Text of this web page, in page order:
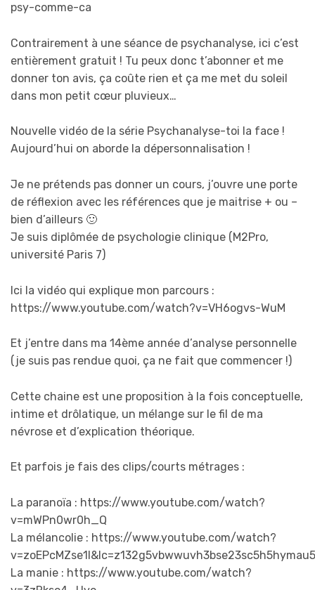
psy-comme-ca
Contrairement à une séance de psychanalyse, ici c’est
entièrement gratuit ! Tu peux donc t’abonner et me
donner ton avis, ça coûte rien et ça me met du soleil
dans mon petit cœur pluvieux…
Nouvelle vidéo de la série Psychanalyse-toi la face !
Aujourd’hui on aborde la dépersonnalisation !
Je ne prétends pas donner un cours, j’ouvre une porte
de réflexion avec les références que je maitrise + ou –
bien d’ailleurs 🙂
Je suis diplômée de psychologie clinique (M2Pro,
université Paris 7)
Ici la vidéo qui explique mon parcours :
https://www.youtube.com/watch?v=VH6ogvs-WuM
Et j’entre dans ma 14ème année d’analyse personnelle
(je suis pas rendue quoi, ça ne fait que commencer !)
Cette chaine est une proposition à la fois conceptuelle,
intime et drôlatique, un mélange sur le fil de ma
névrose et d’explication théorique.
Et parfois je fais des clips/courts métrages :
La paranoïa : https://www.youtube.com/watch?
v=mWPn0wr0h_Q
La mélancolie : https://www.youtube.com/watch?
La manie : https://www.youtube.com/watch?